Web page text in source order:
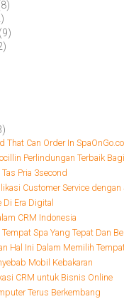
(9)
That Can Order In
Perlindungan Terbaik
Pria 3second
Customer Service dengan
Di Era Digital
CRM Indonesia
Spa Yang Tepat Dan
Hal Ini Dalam Memilih
Mobil Kebakaran
CRM untuk Bisnis Online
Terus Berkembang